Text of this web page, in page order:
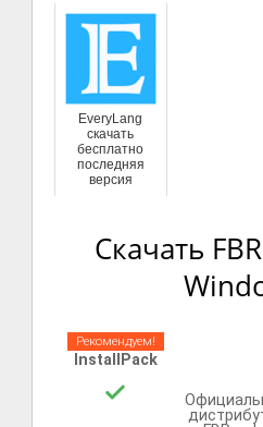
EveryLang
скачать
бесплатно
последняя
версия
Скачать
Рекомендуем!
InstallPack